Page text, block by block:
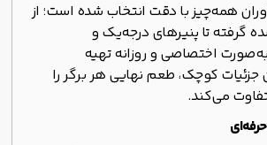
همه‌چیز با دقت انتخاب شده است؛ از
گرفته تا پنیرهای درجه‌یک و
اختصاصی و روزانه تهیه
کوچک، طعم نهایی هر برگر را
می‌کند.